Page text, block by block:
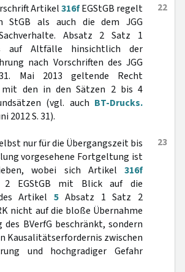
22
Artikel316fEGStGB regelt
StGB als auch die dem JGG
Absatz 2 Satz 1
auf Altfälle hinsichtlich der
nach Vorschriften des JGG
Mai 2013 geltende Recht
mit den in den Sätzen 2 bis 4
(vgl. auch BT-Drucks.
2012 S. 31).
23
nur für die Übergangszeit bis
vorgesehene Fortgeltung ist
wobei sich Artikel 316f
EGStGB mit Blick auf die
Artikel 5Absatz 1 Satz 2
nicht auf die bloße Übernahme
BVerfG beschränkt, sondern
Kausalitätserfordernis zwischen
und hochgradiger Gefahr